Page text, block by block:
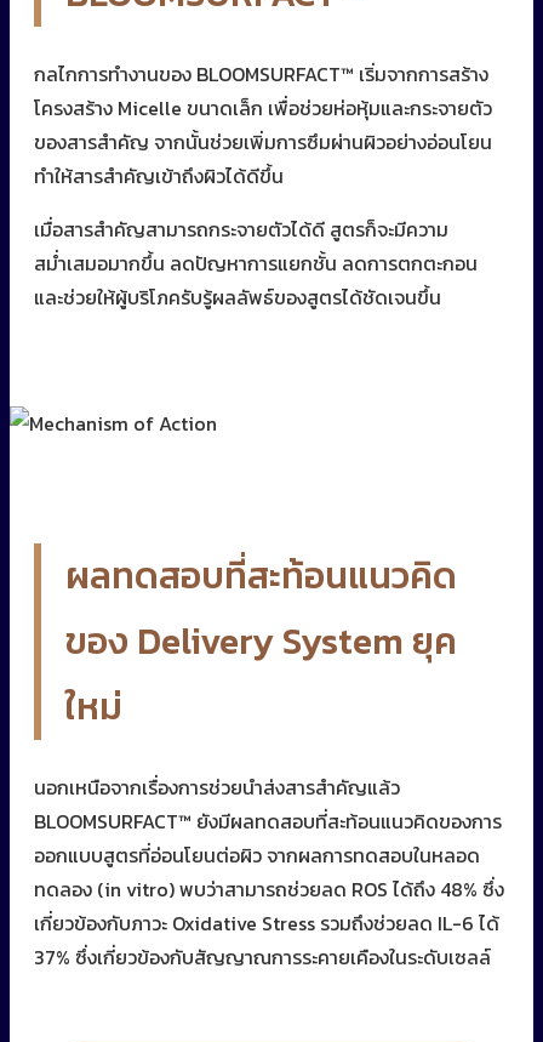
กลไกการทำงานของ BLOOMSURFACT™ เริ่มจากการสร้าง
โครงสร้าง Micelle ขนาดเล็ก เพื่อช่วยห่อหุ้มและกระจายตัว
ของสารสำคัญ จากนั้นช่วยเพิ่มการซึมผ่านผิวอย่างอ่อนโยน
ทำให้สารสำคัญเข้าถึงผิวได้ดีขึ้น
เมื่อสารสำคัญสามารถกระจายตัวได้ดี สูตรก็จะมีความ
สม่ำเสมอมากขึ้น ลดปัญหาการแยกชั้น ลดการตกตะกอน
และช่วยให้ผู้บริโภครับรู้ผลลัพธ์ของสูตรได้ชัดเจนขึ้น
ผลทดสอบที่สะท้อนแนวคิด
ของ Delivery System ยุค
ใหม่
นอกเหนือจากเรื่องการช่วยนำส่งสารสำคัญแล้ว
BLOOMSURFACT™ ยังมีผลทดสอบที่สะท้อนแนวคิดของการ
ออกแบบสูตรที่อ่อนโยนต่อผิว จากผลการทดสอบในหลอด
ทดลอง (in vitro) พบว่าสามารถช่วยลด ROS ได้ถึง 48% ซึ่ง
เกี่ยวข้องกับภาวะ Oxidative Stress รวมถึงช่วยลด IL-6 ได้
37% ซึ่งเกี่ยวข้องกับสัญญาณการระคายเคืองในระดับเซลล์